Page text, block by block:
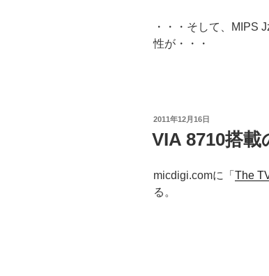
・・・そして、MIPS
性が・・・
投
日:
2011年12月16日
VIA 8710搭
micdigi.comに「 The
る。